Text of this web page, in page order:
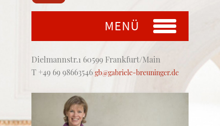
MENÜ
Dielmannstr.1 60599 Frankfurt/Main
T +49 69 98663546 gb@gabriele-breuninger.de